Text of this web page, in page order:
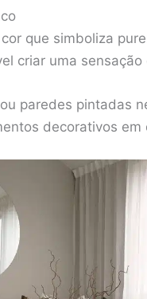
que simboliza
criar uma
paredes pintadas
decorativos